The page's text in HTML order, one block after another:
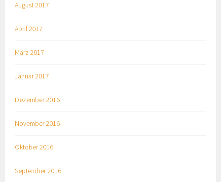
August 2017
April 2017
März 2017
Januar 2017
Dezember 2016
November 2016
Oktober 2016
September 2016